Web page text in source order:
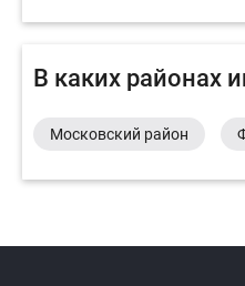
В каких районах
Московский район